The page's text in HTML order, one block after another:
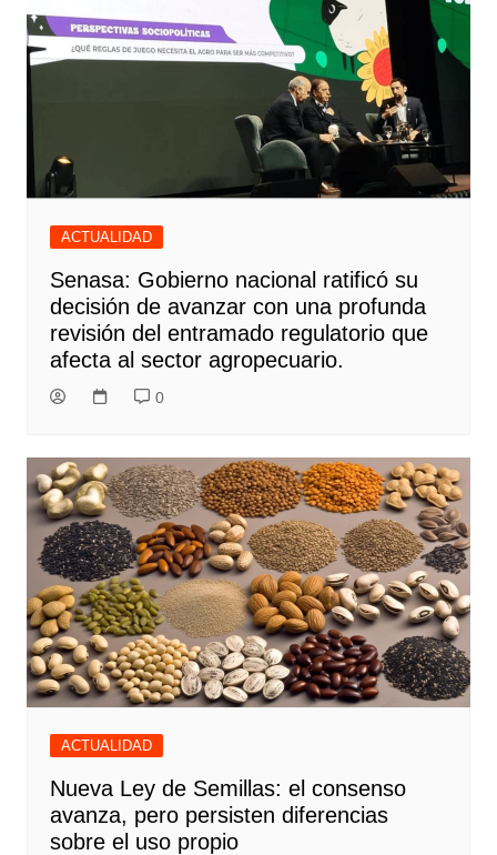
ACTUALIDAD
Senasa: Gobierno nacional ratificó su
decisión de avanzar con una profunda
revisión del entramado regulatorio que
afecta al sector agropecuario.
0
ACTUALIDAD
Nueva Ley de Semillas: el consenso
avanza, pero persisten diferencias
sobre el uso propio